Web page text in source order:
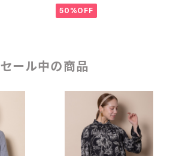
50%OFF
セール中の商品